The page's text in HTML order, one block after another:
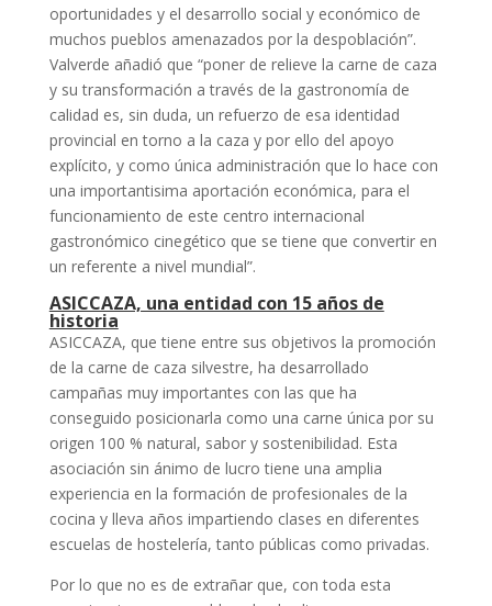
oportunidades y el desarrollo social y económico de
muchos pueblos amenazados por la despoblación”.
Valverde añadió que “poner de relieve la carne de caza
y su transformación a través de la gastronomía de
calidad es, sin duda, un refuerzo de esa identidad
provincial en torno a la caza y por ello del apoyo
explícito, y como única administración que lo hace con
una importantisima aportación económica, para el
funcionamiento de este centro internacional
gastronómico cinegético que se tiene que convertir en
un referente a nivel mundial”.
ASICCAZA, una entidad con 15 años de
historia
ASICCAZA, que tiene entre sus objetivos la promoción
de la carne de caza silvestre, ha desarrollado
campañas muy importantes con las que ha
conseguido posicionarla como una carne única por su
origen 100 % natural, sabor y sostenibilidad. Esta
asociación sin ánimo de lucro tiene una amplia
experiencia en la formación de profesionales de la
cocina y lleva años impartiendo clases en diferentes
escuelas de hostelería, tanto públicas como privadas.
Por lo que no es de extrañar que, con toda esta